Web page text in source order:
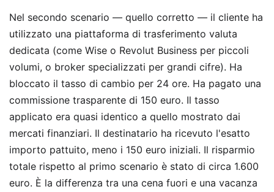
Nel secondo scenario — quello corretto — il cliente ha
utilizzato una piattaforma di trasferimento valuta
dedicata (come Wise o Revolut Business per piccoli
volumi, o broker specializzati per grandi cifre). Ha
bloccato il tasso di cambio per 24 ore. Ha pagato una
commissione trasparente di 150 euro. Il tasso
applicato era quasi identico a quello mostrato dai
mercati finanziari. Il destinatario ha ricevuto l'esatto
importo pattuito, meno i 150 euro iniziali. Il risparmio
totale rispetto al primo scenario è stato di circa 1.600
euro. È la differenza tra una cena fuori e una vacanza